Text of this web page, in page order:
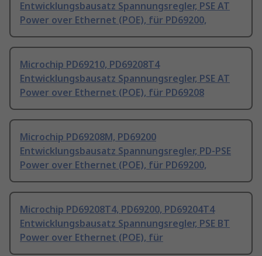
Entwicklungsbausatz Spannungsregler, PSE AT
Power over Ethernet (POE), für PD69200,
Microchip PD69210, PD69208T4
Entwicklungsbausatz Spannungsregler, PSE AT
Power over Ethernet (POE), für PD69208
Microchip PD69208M, PD69200
Entwicklungsbausatz Spannungsregler, PD-PSE
Power over Ethernet (POE), für PD69200,
Microchip PD69208T4, PD69200, PD69204T4
Entwicklungsbausatz Spannungsregler, PSE BT
Power over Ethernet (POE), für